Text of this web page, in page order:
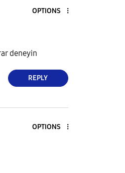
OPTIONS
deneyin
REPLY
OPTIONS